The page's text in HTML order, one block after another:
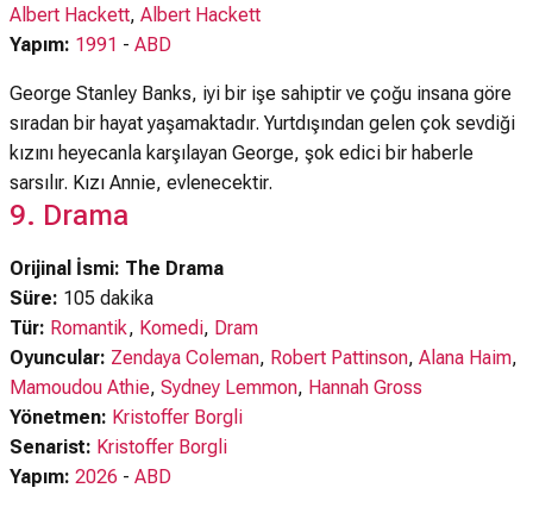
Albert Hackett, Albert Hackett
Yapım: 1991 - ABD
George Stanley Banks, iyi bir işe sahiptir ve çoğu insana göre
sıradan bir hayat yaşamaktadır. Yurtdışından gelen çok sevdiği
kızını heyecanla karşılayan George, şok edici bir haberle
sarsılır. Kızı Annie, evlenecektir.
9. Drama
Orijinal İsmi: The Drama
Süre: 105 dakika
Tür: Romantik, Komedi, Dram
Oyuncular: Zendaya Coleman, Robert Pattinson, Alana Haim,
Mamoudou Athie, Sydney Lemmon, Hannah Gross
Yönetmen: Kristoffer Borgli
Senarist: Kristoffer Borgli
Yapım: 2026 - ABD